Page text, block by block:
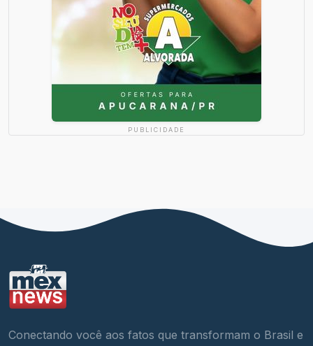
PUBLICIDADE
Conectando você aos fatos que transformam o Brasil e